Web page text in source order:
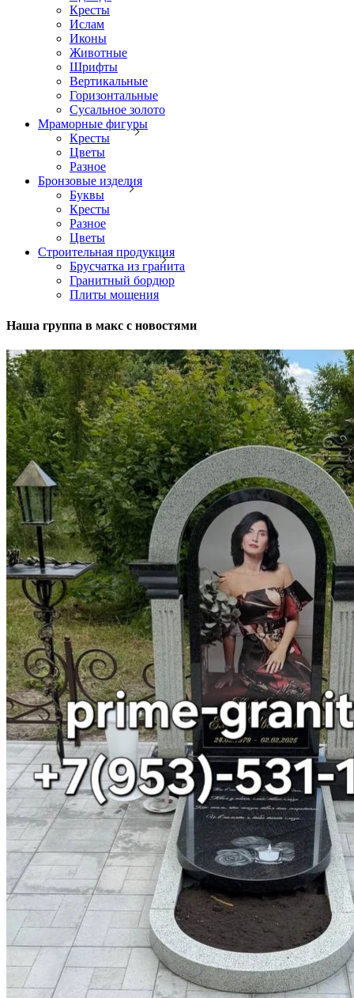
Кресты
Ислам
Иконы
Животные
Шрифты
Вертикальные
Горизонтальные
Сусальное золото
Мраморные фигуры
Кресты
Цветы
Разное
Бронзовые изделия
Буквы
Кресты
Разное
Цветы
Строительная продукция
Брусчатка из гранита
Гранитный бордюр
Плиты мощения
Наша группа в макс с новостями